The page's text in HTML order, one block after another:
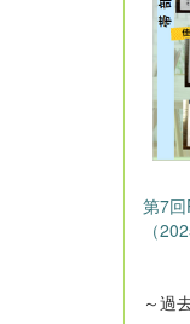
第7
（
～過